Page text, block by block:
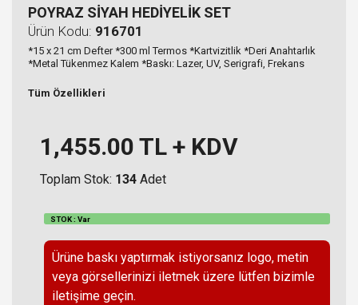
POYRAZ SİYAH HEDİYELİK SET
Ürün Kodu: 916701
*15 x 21 cm Defter *300 ml Termos *Kartvizitlik *Deri Anahtarlık
*Metal Tükenmez Kalem *Baskı: Lazer, UV, Serigrafi, Frekans
Tüm Özellikleri
1,455.00 TL + KDV
Toplam Stok: 134 Adet
STOK : Var
Ürüne baskı yaptırmak istiyorsanız logo, metin
veya görsellerinizi iletmek üzere lütfen bizimle
iletişime geçin.